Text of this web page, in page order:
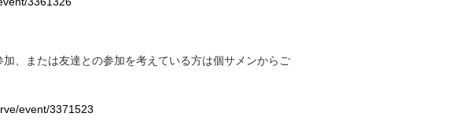
、または友達との参加を考えている方は個サメンからご
event/3371523